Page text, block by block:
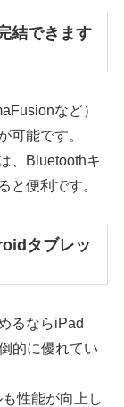
結できます
など）
可能です。
、Bluetoothキ
と便利です。
タブレッ
るならiPad
的に優れてい
性能が向上し